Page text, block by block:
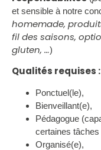
et sensible à notre
homemade,
fil des saisons,
gluten, …)
Qualités requises :
Ponctuel(le),
Bienveillant(e),
Pédagogue
certaines
Organisé(e),